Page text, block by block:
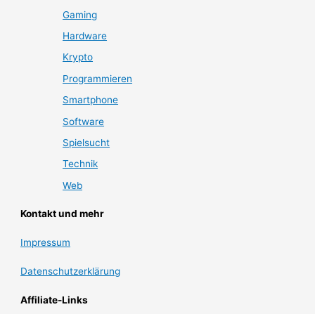
Gaming
Hardware
Krypto
Programmieren
Smartphone
Software
Spielsucht
Technik
Web
Kontakt und mehr
Impressum
Datenschutzerklärung
Affiliate-Links